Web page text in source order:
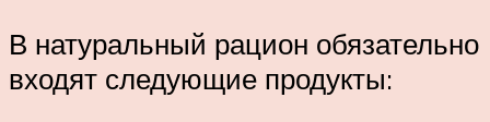
В натуральный рацион обязательно
входят следующие продукты: